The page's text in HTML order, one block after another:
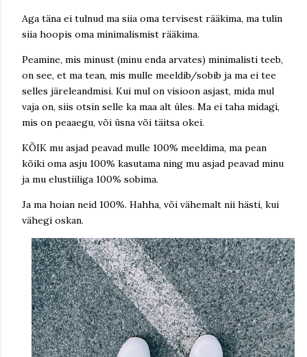
Aga täna ei tulnud ma siia oma tervisest rääkima, ma tulin
siia hoopis oma minimalismist rääkima.
Peamine, mis minust (minu enda arvates) minimalisti teeb,
on see, et ma tean, mis mulle meeldib/sobib ja ma ei tee
selles järeleandmisi. Kui mul on visioon asjast, mida mul
vaja on, siis otsin selle ka maa alt üles. Ma ei taha midagi,
mis on peaaegu, või üsna või täitsa okei.
KÕIK mu asjad peavad mulle 100% meeldima, ma pean
kõiki oma asju 100% kasutama ning mu asjad peavad minu
ja mu elustiiliga 100% sobima.
Ja ma hoian neid 100%. Hahha, või vähemalt nii hästi, kui
vähegi oskan.